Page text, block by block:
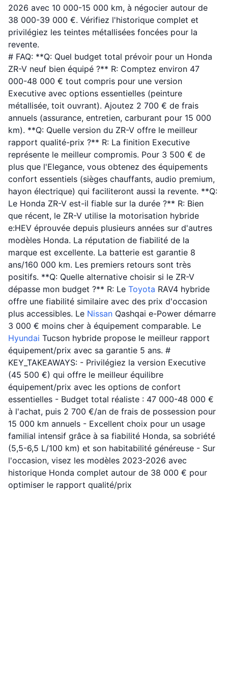
2026 avec 10 000-15 000 km, à négocier autour de
38 000-39 000 €. Vérifiez l'historique complet et
privilégiez les teintes métallisées foncées pour la
revente.
# FAQ: **Q: Quel budget total prévoir pour un Honda
ZR-V neuf bien équipé ?** R: Comptez environ 47
000-48 000 € tout compris pour une version
Executive avec options essentielles (peinture
métallisée, toit ouvrant). Ajoutez 2 700 € de frais
annuels (assurance, entretien, carburant pour 15 000
km). **Q: Quelle version du ZR-V offre le meilleur
rapport qualité-prix ?** R: La finition Executive
représente le meilleur compromis. Pour 3 500 € de
plus que l'Elegance, vous obtenez des équipements
confort essentiels (sièges chauffants, audio premium,
hayon électrique) qui faciliteront aussi la revente. **Q:
Le Honda ZR-V est-il fiable sur la durée ?** R: Bien
que récent, le ZR-V utilise la motorisation hybride
e:HEV éprouvée depuis plusieurs années sur d'autres
modèles Honda. La réputation de fiabilité de la
marque est excellente. La batterie est garantie 8
ans/160 000 km. Les premiers retours sont très
positifs. **Q: Quelle alternative choisir si le ZR-V
dépasse mon budget ?** R: Le Toyota RAV4 hybride
offre une fiabilité similaire avec des prix d'occasion
plus accessibles. Le Nissan Qashqai e-Power démarre
3 000 € moins cher à équipement comparable. Le
Hyundai Tucson hybride propose le meilleur rapport
équipement/prix avec sa garantie 5 ans. #
KEY_TAKEAWAYS: - Privilégiez la version Executive
(45 500 €) qui offre le meilleur équilibre
équipement/prix avec les options de confort
essentielles - Budget total réaliste : 47 000-48 000 €
à l'achat, puis 2 700 €/an de frais de possession pour
15 000 km annuels - Excellent choix pour un usage
familial intensif grâce à sa fiabilité Honda, sa sobriété
(5,5-6,5 L/100 km) et son habitabilité généreuse - Sur
l'occasion, visez les modèles 2023-2026 avec
historique Honda complet autour de 38 000 € pour
optimiser le rapport qualité/prix